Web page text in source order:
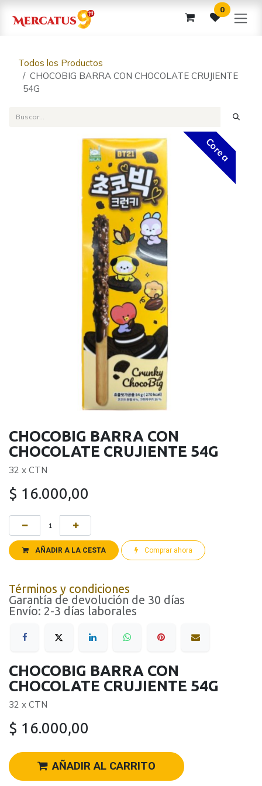
0
Todos los Productos
CHOCOBIG BARRA CON CHOCOLATE CRUJIENTE
54G
Corea
CHOCOBIG BARRA CON
CHOCOLATE CRUJIENTE 54G
32 x CTN
$ 16.000,00
AÑADIR A LA CESTA Comprar ahora
Términos y condiciones
Garantía de devolución de 30 días
Envío: 2-3 días laborales
CHOCOBIG BARRA CON
CHOCOLATE CRUJIENTE 54G
32 x CTN
$ 16.000,00
AÑADIR AL CARRITO